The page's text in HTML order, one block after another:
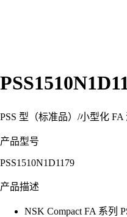
PSS 型（标准品） /小型化 FA
产品型号
PSS1510N1D1179
产品描述
NSK Compact FA 系列